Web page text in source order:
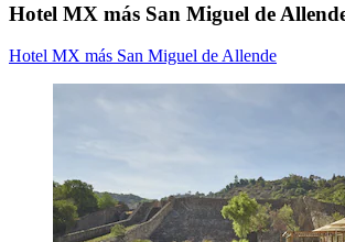
Hotel MX más San Miguel de
Hotel MX más San Miguel de Allende